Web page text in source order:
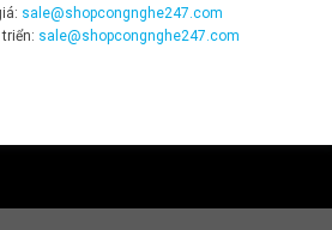
sale@shopcongnghe247.com
sale@shopcongnghe247.com